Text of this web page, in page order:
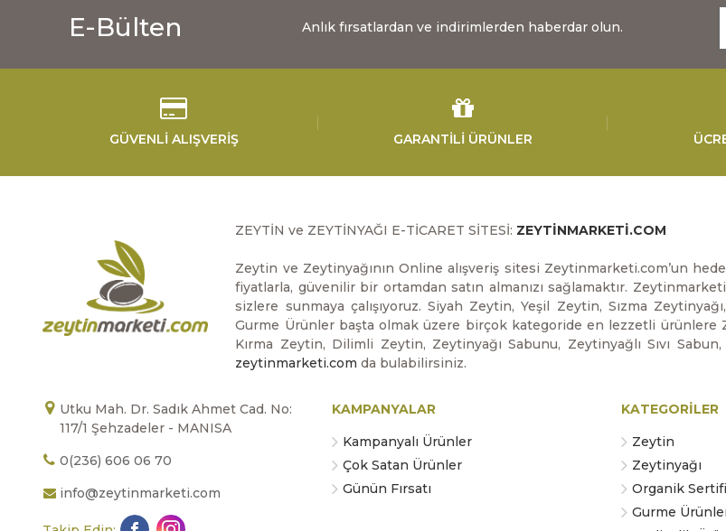
E-Bülten Anlık fırsatlardan ve indirimlerden haberdar olun.
GÜVENLİ ALIŞVERİŞ GARANTİLİ ÜRÜNLER
ZEYTİN ve ZEYTİNYAĞI E-TİCARET SİTESİ: ZEYTİNMARKETİ.COM
Zeytin ve Zeytinyağının Online alışveriş sitesi Zeytinmarketi.com’un
fiyatlarla, güvenilir bir ortamdan satın almanızı sağlamaktır.
sizlere sunmaya çalışıyoruz. Siyah Zeytin, Yeşil Zeytin, Sızma
Gurme Ürünler başta olmak üzere birçok kategoride en lezzetli ürünlere
Kırma Zeytin, Dilimli Zeytin, Zeytinyağı Sabunu, Zeytinyağlı Sıvı
zeytinmarketi.com da bulabilirsiniz.
Utku Mah. Dr. Sadık Ahmet Cad. No:
117/1 Şehzadeler - MANISA
0(236) 606 06 70
info@zeytinmarketi.com
KAMPANYALAR
Kampanyalı Ürünler
Çok Satan Ürünler
Günün Fırsatı
KATEGORİLER
Zeytin
Zeytinyağı
Organik
Gurme